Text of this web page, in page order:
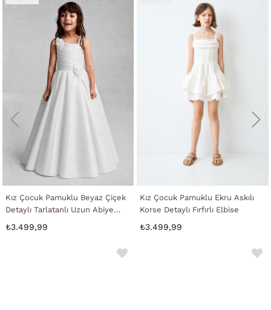
Kız Çocuk Pamuklu Beyaz Çiçek
Detaylı Tarlatanlı Uzun Abiye
₺3.499,99
Kız Çocuk Pamuklu Ekru Askılı
Korse Detaylı Fırfırlı Elbise
₺3.499,99